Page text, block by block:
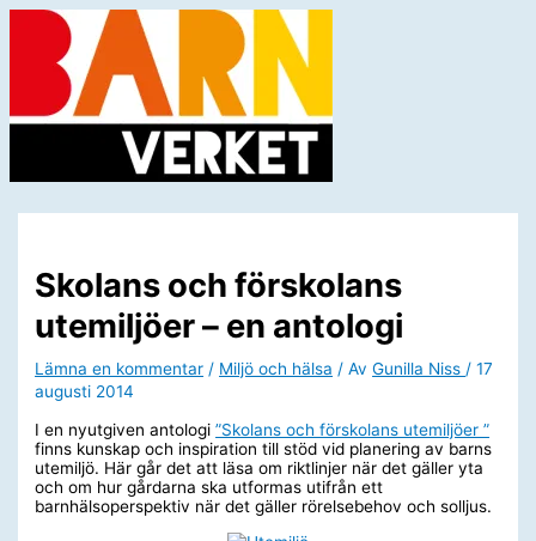
Hoppa
innehåll
Skolans och förskolans
utemiljöer – en antologi
Lämna en kommentar / Miljö och hälsa / AvGunilla Niss/17
augusti 2014
I en nyutgiven antologi”Skolans och förskolans utemiljöer ”
finns kunskap och inspiration till stöd vid planering av barns
utemiljö. Här går det att läsa om riktlinjer när det gäller yta
och om hur gårdarna ska utformas utifrån ett
barnhälsoperspektiv när det gäller rörelsebehov och solljus.